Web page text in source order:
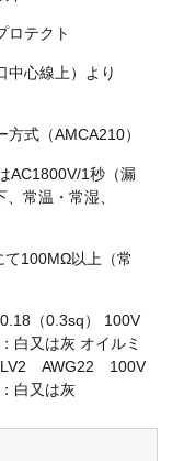
ロテクト
中心線上）より
方式（AMCA210）
AC1800V/1秒（漏
常温・常湿、
て100MΩ以上（常
（0.3sq） 100V
白又は灰 オイルミ
AWG22 100V
白又は灰